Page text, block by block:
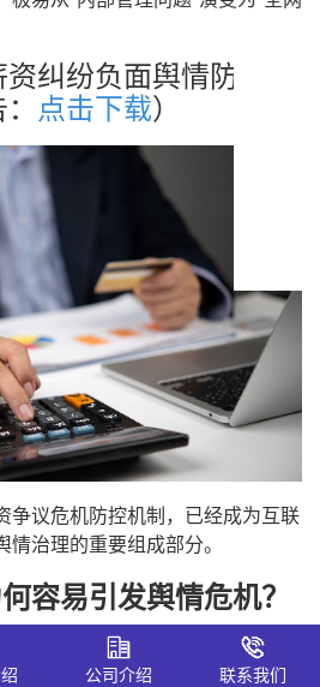
资纠纷负面舆情防控方
点击下载）
争议危机防控机制，已经成为互联
治理的重要组成部分。
容易引发舆情危机？
核心利益，因此天然具备高敏感性
公司介绍 联系我们